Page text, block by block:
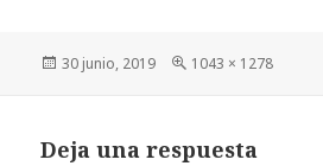
Publicado
30 junio, 2019
Tamaño
1043 × 1278
Deja una respuesta